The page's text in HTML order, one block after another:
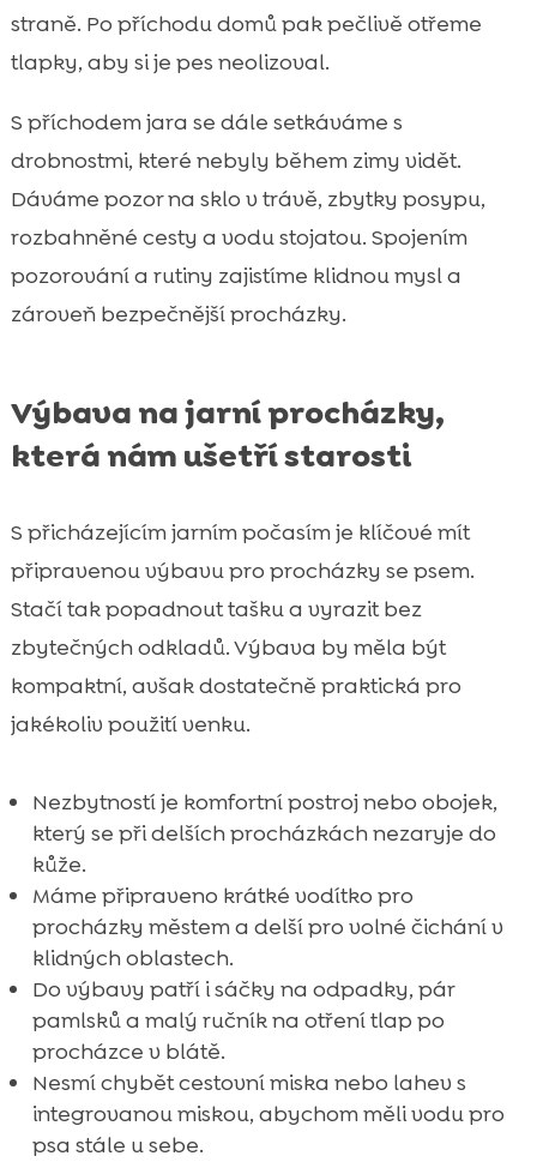
straně. Po příchodu domů pak pečlivě otřeme
tlapky, aby si je pes neolizoval.
S příchodem jara se dále setkáváme s
drobnostmi, které nebyly během zimy vidět.
Dáváme pozor na sklo v trávě, zbytky posypu,
rozbahněné cesty a vodu stojatou. Spojením
pozorování a rutiny zajistíme klidnou mysl a
zároveň bezpečnější procházky.
Výbava na jarní procházky,
která nám ušetří starosti
S přicházejícím jarním počasím je klíčové mít
připravenou výbavu pro procházky se psem.
Stačí tak popadnout tašku a vyrazit bez
zbytečných odkladů. Výbava by měla být
kompaktní, avšak dostatečně praktická pro
jakékoliv použití venku.
Nezbytností je komfortní postroj nebo obojek,
který se při delších procházkách nezaryje do
kůže.
Máme připraveno krátké vodítko pro
procházky městem a delší pro volné čichání v
klidných oblastech.
Do výbavy patří i sáčky na odpadky, pár
pamlsků a malý ručník na otření tlap po
procházce v blátě.
Nesmí chybět cestovní miska nebo lahev s
integrovanou miskou, abychom měli vodu pro
psa stále u sebe.